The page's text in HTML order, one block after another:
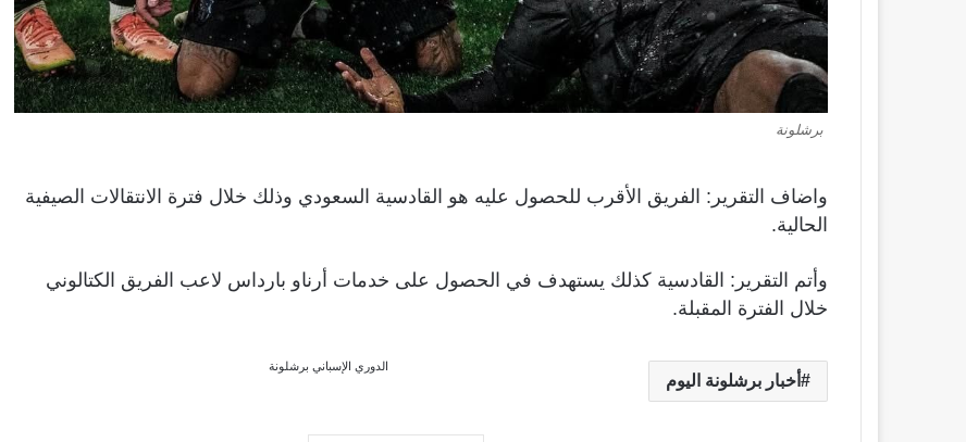
برشلونة
واضاف التقرير: الفريق الأقرب للحصول عليه هو القادسية السعودي وذلك خلال فترة الانتقالات الصيفية
الحالية.
وأتم التقرير: القادسية كذلك يستهدف في الحصول على خدمات أرناو بارداس لاعب الفريق الكتالوني
خلال الفترة المقبلة.
أخبار برشلونة اليوم
الدوري الإسباني برشلونة